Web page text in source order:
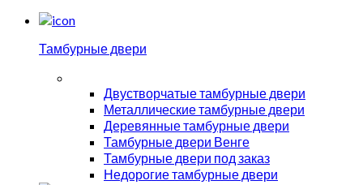
Тамбурные двери
Двустворчатые тамбурные двери
Металлические тамбурные двери
Деревянные тамбурные двери
Тамбурные двери Венге
Тамбурные двери под заказ
Недорогие тамбурные двери